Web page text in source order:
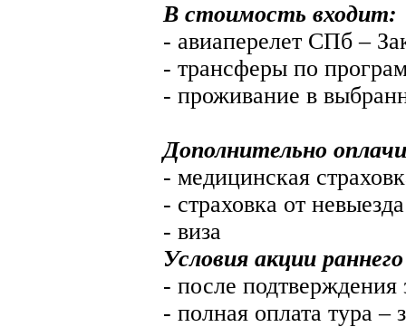
В стоимость входит:
- авиаперелет СПб –
- трансферы по
- проживание в
Дополнительно
- медицинская
- страховка от невыезда
- виза
Условия акции
- после подтверждения
- полная оплата тура –